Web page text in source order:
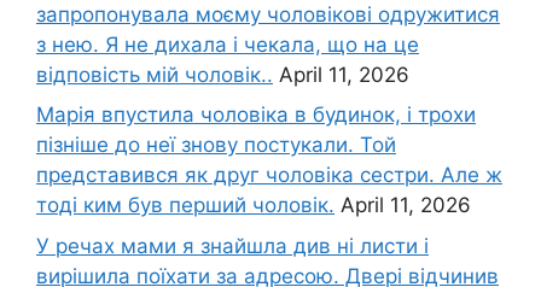
запропонувала моєму чоловікові одружитися
з нею. Я не дихала і чекала, що на це
відповість мій чоловік.. April 11, 2026
Марія впустила чоловіка в будинок, і трохи
пізніше до неї знову постукали. Той
представився як друг чоловіка сестри. Але ж
тоді ким був перший чоловік. April 11, 2026
У речах мами я знайшла див ні листи і
вирішила поїхати за адресою. Двері відчинив